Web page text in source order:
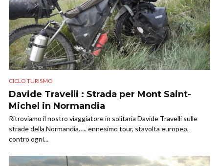
CICLO TURISMO
Davide Travelli : Strada per Mont Saint-
Michel in Normandia
Ritroviamo il nostro viaggiatore in solitaria Davide Travelli sulle
strade della Normandia….. ennesimo tour, stavolta europeo,
contro ogni...